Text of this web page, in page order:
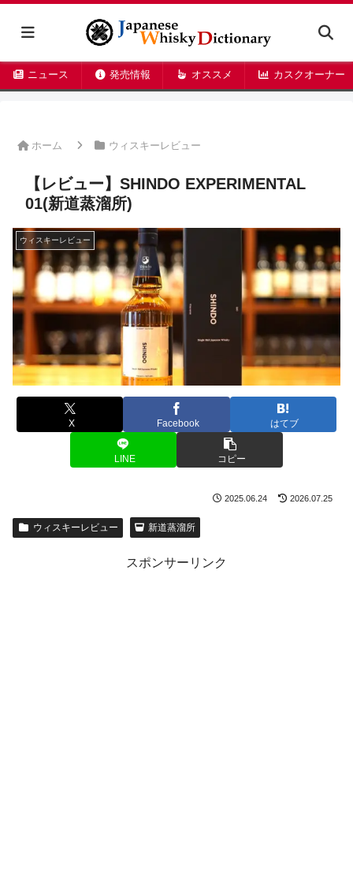
ニュース 発売情報 オススメ カスクオーナー
ホーム ウィスキーレビュー
【レビュー】SHINDO EXPERIMENTAL
01(新道蒸溜所)
ウィスキーレビュー
X Facebook はてブ
LINE コピー
2025.06.24 2026.07.25
ウィスキーレビュー 新道蒸溜所
スポンサーリンク